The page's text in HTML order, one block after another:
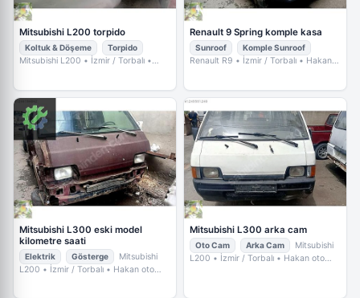
Mitsubishi L200 torpido
Koltuk & Döşeme Torpido
Mitsubishi L200 • İzmir / Torbalı •
Renault 9 Spring komple kasa
Sunroof Komple Sunroof
Renault R9 • İzmir / Torbalı • Hakan
Mitsubishi L300 eski model
kilometre saati
Elektrik Gösterge
Mitsubishi
L200 • İzmir / Torbalı • Hakan oto
Mitsubishi L300 arka cam
Oto Cam Arka Cam
Mitsubishi
L200 • İzmir / Torbalı • Hakan oto